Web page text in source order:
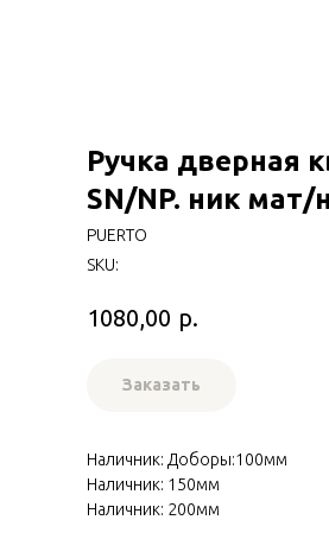
Ручка дверная
SN/NP. ник мат/
PUERTO
SKU:
1080,00 р.
Заказать
Наличник: Доборы:100мм
Наличник: 150мм
Наличник: 200мм